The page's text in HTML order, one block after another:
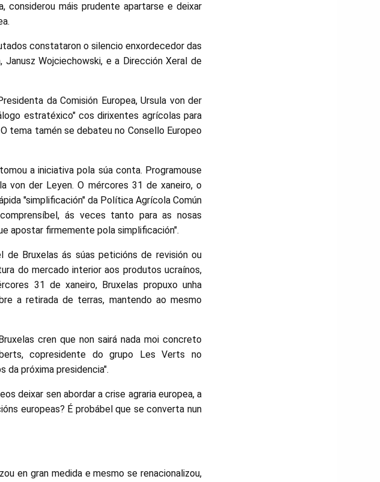
considerou máis prudente apartarse e deixar
constataron o silencio enxordecedor das
Janusz Wojciechowski, e a Dirección Xeral de
da Comisión Europea, Ursula von der
estratéxico" cos dirixentes agrícolas para
tema tamén se debateu no Consello Europeo
a iniciativa pola súa conta. Programouse
von der Leyen. O mércores 31 de xaneiro, o
"simplificación" da Política Agrícola Común
ás veces tanto para as nosas
apostar firmemente pola simplificación".
de Bruxelas ás súas peticións de revisión ou
do mercado interior aos produtos ucraínos,
31 de xaneiro, Bruxelas propuxo unha
a retirada de terras, mantendo ao mesmo
cren que non sairá nada moi concreto
copresidente do grupo Les Verts no
da próxima presidencia".
deixar sen abordar a crise agraria europea, a
europeas? É probábel que se converta nun
en gran medida e mesmo se renacionalizou,